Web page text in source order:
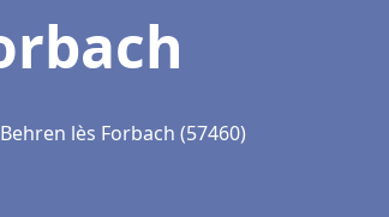
lès Forbach (57460)